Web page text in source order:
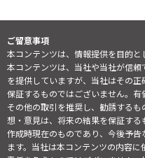
ご留意事項
本コンテンツは、情報提供を目的と
本コンテンツは、当社や当社が信
を提供していますが、当社はその
保証するものではございません。有
その他の取引を推奨し、勧誘する
想・意見は、将来の結果を保証す
作成時現在のものであり、今後予
ます。当社は本コンテンツの内容